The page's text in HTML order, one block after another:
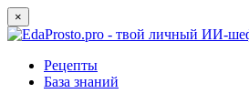
×
Рецепты
База знаний